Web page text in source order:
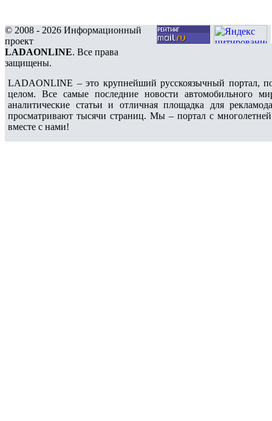
© 2008 - 2026 Информационный
проект
LADAONLINE. Все права
защищены.
LADAONLINE – это крупнейший русскоязычный портал,
целом. Все самые последние новости автомобильного
аналитические статьи и отличная площадка для
просматривают тысячи страниц. Мы – портал с
вместе с нами!